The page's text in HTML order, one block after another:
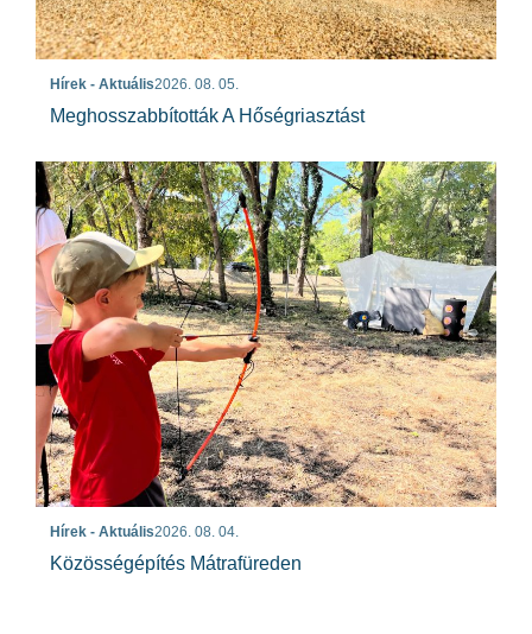
Hírek - Aktuális2026. 08. 05.
Meghosszabbították A Hőségriasztást
Hírek - Aktuális2026. 08. 04.
Közösségépítés Mátrafüreden